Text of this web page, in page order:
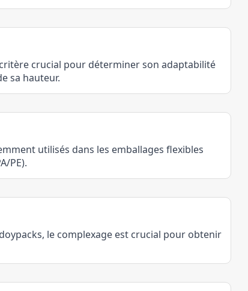
crucial pour déterminer son adaptabilité
sa hauteur.
utilisés dans les emballages flexibles
PE).
le complexage est crucial pour obtenir